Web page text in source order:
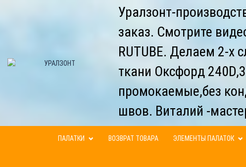
Уралзонт-
заказ. Смотрите
RUTUBE. Делаем 2-х
ткани Оксфорд
промокаемые,без
швов. Виталий -
ПАЛАТКИ ВОЗВРАТ ТОВАРА ЭЛЕМЕНТЫ ПАЛАТОК